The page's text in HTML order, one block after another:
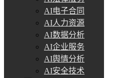
AI电子合同
AI人力资源
AI数据分析
AI企业服务
AI舆情分析
AI安全技术